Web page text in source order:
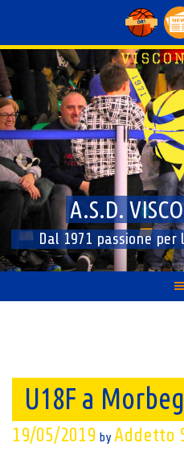
content
A.S.D.
Dal 1971 passione
U18F a
19/05/2019 by Addetto